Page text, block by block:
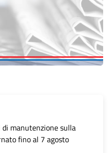
manutenzione sulla
fino al 7 agosto